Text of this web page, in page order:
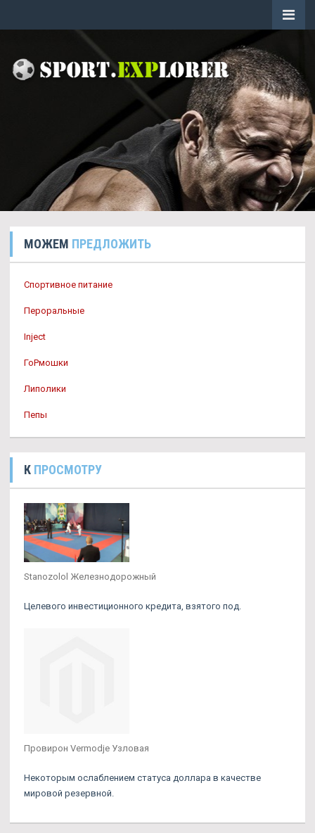
МОЖЕМ ПРЕДЛОЖИТЬ
Спортивное питание
Пероральные
Inject
ГоРмошки
Липолики
Пепы
К ПРОСМОТРУ
Stanozolol Железнодорожный
Целевого инвестиционного кредита, взятого под.
Провирон Vermodje Узловая
Некоторым ослаблением статуса доллара в качестве
мировой резервной.